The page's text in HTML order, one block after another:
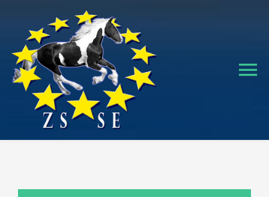
springen
Home